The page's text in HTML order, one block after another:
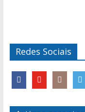
Redes Sociais